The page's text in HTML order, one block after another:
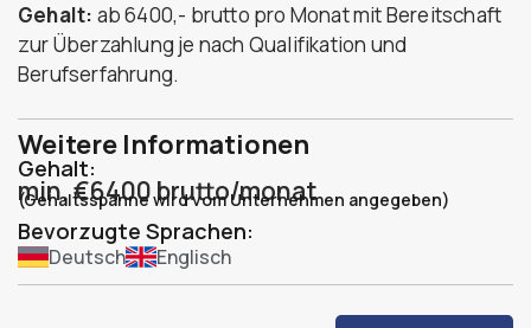
Gehalt: ab 6400,- brutto pro Monat mit Bereitschaft
zur Überzahlung je nach Qualifikation und
Berufserfahrung.
Weitere Informationen
Gehalt:
min. €6400 brutto/monat
(Gehaltsspanne wird vom Unternehmen angegeben)
Bevorzugte Sprachen:
Deutsch Englisch